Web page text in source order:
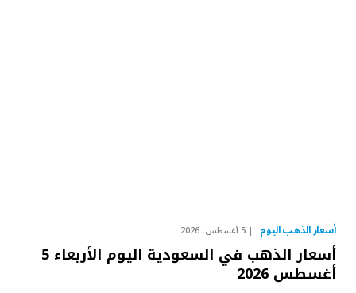
أسعار الذهب اليوم 5 أغسطس، 2026
أسعار الذهب في السعودية اليوم الأربعاء 5
أغسطس 2026